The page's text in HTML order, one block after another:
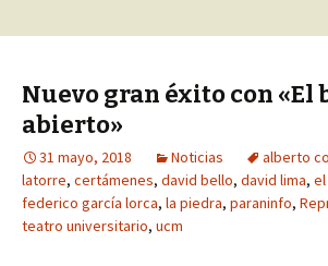
Nuevo gran éxito con «El
abierto»
31 mayo, 2018 Noticias alberto
latorre, certámenes, david bello, david lima,
federico garcía lorca, la piedra, paraninfo,
teatro universitario, ucm